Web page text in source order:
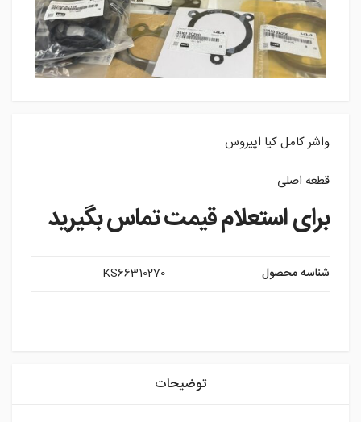
واشر کامل کیا اپیروس
قطعه اصلی
برای استعلام قیمت تماس بگیرید
شناسه محصول KS66310270
توضیحات